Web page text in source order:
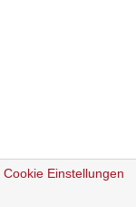
Cookie Einstellungen